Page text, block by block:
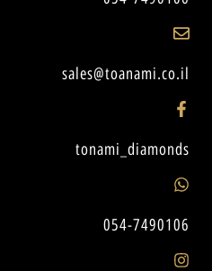
sales@toanami.co.il
tonami_diamonds
054-7490106